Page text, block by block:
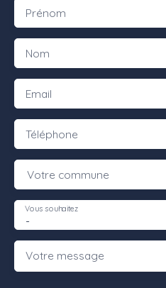
Prénom
Nom
Email
Téléphone
Votre commune
-
Vous souhaitez
Votre message